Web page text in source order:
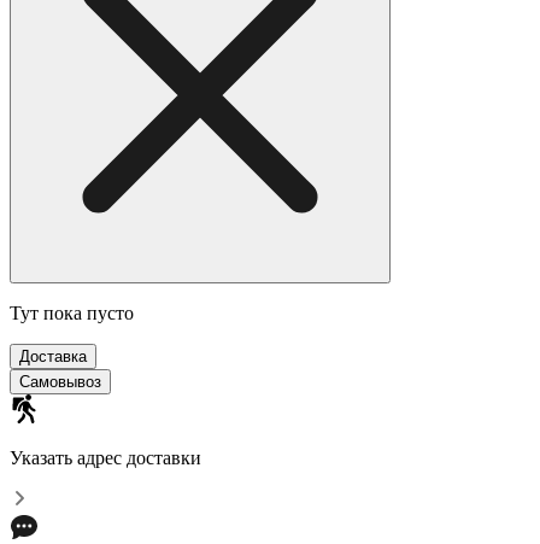
Тут пока пусто
Доставка
Самовывоз
Указать адрес доставки